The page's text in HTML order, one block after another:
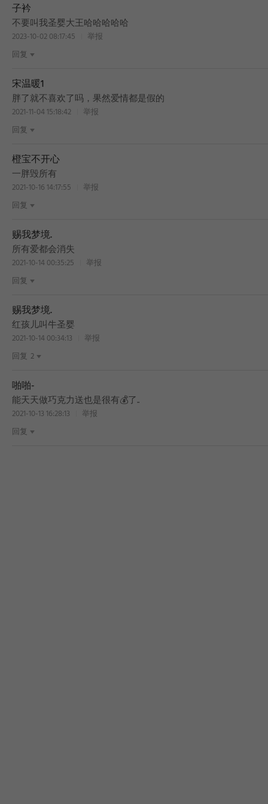
子衿
不要叫我圣婴大王哈哈哈哈哈
2023-10-02 08:17:45
举报
回复
宋温暖1
胖了就不喜欢了吗，果然爱情都是假的
2021-11-04 15:18:42
举报
回复
橙宝不开心
一胖毁所有
2021-10-16 14:17:55
举报
回复
赐我梦境.
所有爱都会消失
2021-10-14 00:35:25
举报
回复
赐我梦境.
红孩儿叫牛圣婴
2021-10-14 00:34:13
举报
回复 2
啪啪-
能天天做巧克力送也是很有💰了..
2021-10-13 16:28:13
举报
回复